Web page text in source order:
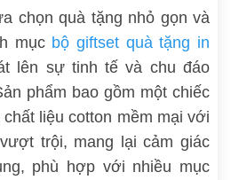
chọn quà tặng nhỏ gọn và
mục bộ giftset quà tặng in
lên sự tinh tế và chu đáo
phẩm bao gồm một chiếc
liệu cotton mềm mại với
trội, mang lại cảm giác
phù hợp với nhiều mục